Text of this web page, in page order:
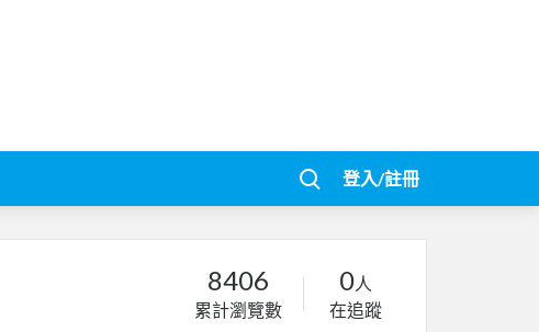
登入/註冊
8406
累計瀏覽數
0人
在追蹤